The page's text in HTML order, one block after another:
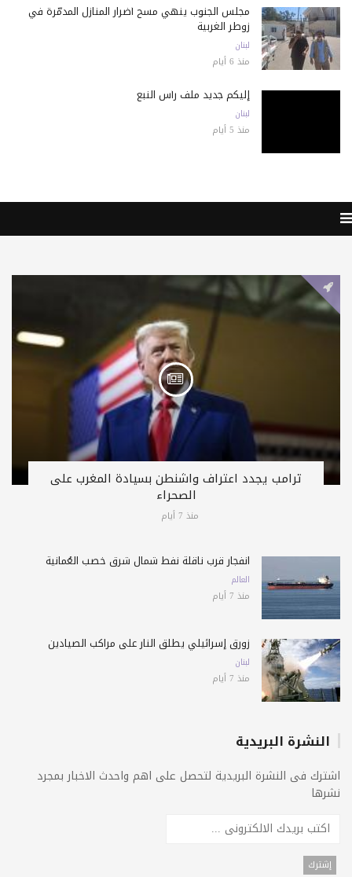
مجلس الجنوب ينهي مسح أضرار المنازل المدمّرة في
زوطر الغربية
لبنان
منذ 6 أيام
إليكم جديد ملف رأس النبع
لبنان
منذ 5 أيام
ترامب يجدد اعتراف واشنطن بسيادة المغرب على
الصحراء
منذ 7 أيام
انفجار قرب ناقلة نفط شمال شرق خصب العُمانية
العالم
منذ 7 أيام
زورق إسرائيلي يطلق النار على مراكب الصيادين
لبنان
منذ 7 أيام
النشرة البريدية
اشترك فى النشرة البريدية لتحصل على اهم واحدث الاخبار بمجرد
نشرها